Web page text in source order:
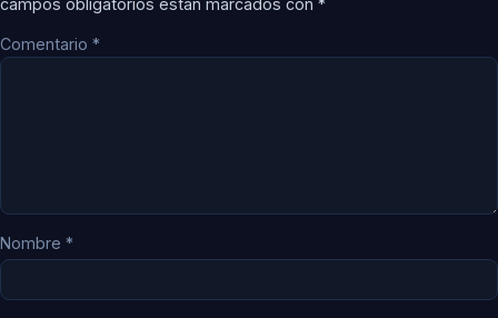
campos obligatorios están marcados con *
Comentario *
Nombre *